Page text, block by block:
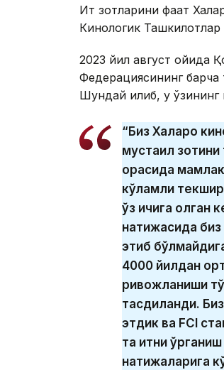
Ит зотларини фақат
Кинологик Ташкилотлар
2023 йил август ойида
Федерациясининг барча
Шундай қилиб, у ўзининг
“Биз Халқаро
мустақил
орасида
кўламли
ўз ичига олган
натижасида биз
этиб
4000 йилдан
ривожланиши
тасдиқланди.
этдик ва FCI
та итни
натижаларига